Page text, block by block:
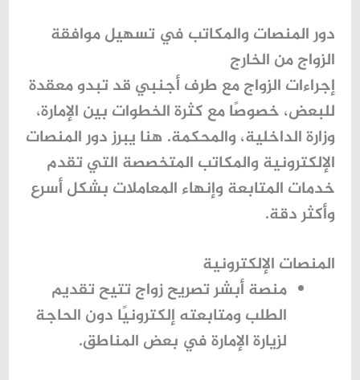
دور المنصات والمكاتب في تسهيل موافقة
الزواج من الخارج
إجراءات الزواج مع طرف أجنبي قد تبدو معقدة
للبعض، خصوصًا مع كثرة الخطوات بين الإمارة،
وزارة الداخلية، والمحكمة. هنا يبرز دور المنصات
الإلكترونية والمكاتب المتخصصة التي تقدم
خدمات المتابعة وإنهاء المعاملات بشكل أسرع
وأكثر دقة.
المنصات الإلكترونية
منصةأبشر تصريح زواجتتيح تقديم
الطلب ومتابعته إلكترونيًا دون الحاجة
لزيارة الإمارة في بعض المناطق.